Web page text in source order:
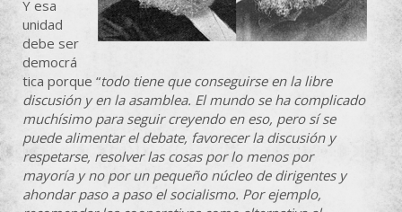
Y esa
unidad
debe ser
democrá
tica porque “todo tiene que conseguirse en la libre
discusión y en la asamblea. El mundo se ha complicado
muchísimo para seguir creyendo en eso, pero sí se
puede alimentar el debate, favorecer la discusión y
respetarse, resolver las cosas por lo menos por
mayoría y no por un pequeño núcleo de dirigentes y
ahondar paso a paso el socialismo. Por ejemplo,